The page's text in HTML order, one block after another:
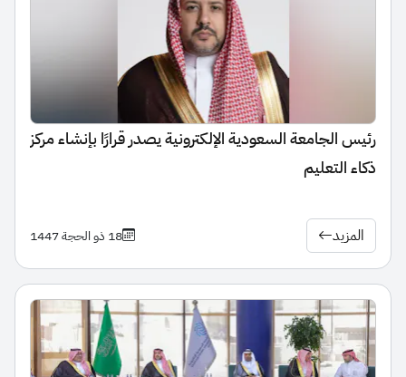
رئيس الجامعة السعودية الإلكترونية يصدر قرارًا بإنشاء مركز
ذكاء التعليم
المزيد 18 ذو الحجة 1447